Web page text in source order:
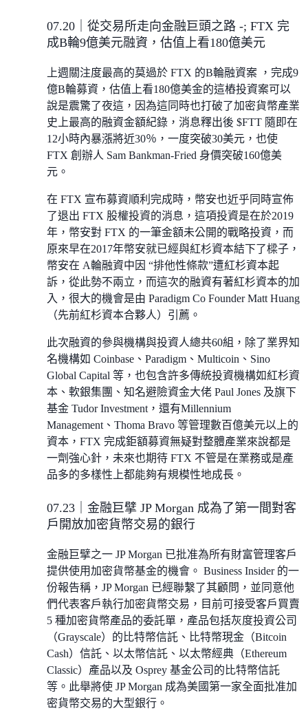
07.20｜從交易所走向金融巨頭之路 -; FTX 完
成B輪9億美元融資，估值上看180億美元
上週關注度最高的莫過於 FTX 的B輪融資案 ，完成9
億B輪募資，估值上看180億美金的這樁投資案可以
說是震驚了夜這，因為這同時也打破了加密貨幣產業
史上最高的融資金額紀錄，消息釋出後 $FTT 隨即在
12小時內暴漲將近30％，一度突破30美元，也使
FTX 創辦人 Sam Bankman-Fried 身價突破160億美
元。
在 FTX 宣布募資順利完成時，幣安也近乎同時宣佈
了退出 FTX 股權投資的消息，這項投資是在於2019
年，幣安對 FTX 的一筆金額未公開的戰略投資，而
原來早在2017年幣安就已經與紅杉資本結下了樑子，
幣安在 A輪融資中因 “排他性條款”遭紅杉資本起
訴，從此勢不兩立，而這次的融資有著紅杉資本的加
入，很大的機會是由 Paradigm Co Founder Matt Huang
（先前紅杉資本合夥人）引薦。
此次融資的參與機構與投資人總共60組，除了業界知
名機構如 Coinbase、Paradigm、Multicoin、Sino
Global Capital 等，也包含許多傳統投資機構如紅杉資
本、軟銀集團、知名避險資金大佬 Paul Jones 及旗下
基金 Tudor Investment，還有Millennium
Management、Thoma Bravo 等管理數百億美元以上的
資本，FTX 完成鉅額募資無疑對整體產業來說都是
一劑強心針，未來也期待 FTX 不管是在業務或是產
品多的多樣性上都能夠有規模性地成長。
07.23｜金融巨擘 JP Morgan 成為了第一間對客
戶開放加密貨幣交易的銀行
金融巨擘之一 JP Morgan 已批准為所有財富管理客戶
提供使用加密貨幣基金的機會。 Business Insider 的一
份報告稱，JP Morgan 已經聯繫了其顧問，並同意他
們代表客戶執行加密貨幣交易，目前可接受客戶買賣
5 種加密貨幣產品的委託單，產品包括灰度投資公司
（Grayscale）的比特幣信託、比特幣現金（Bitcoin
Cash）信託、以太幣信託、以太幣經典（Ethereum
Classic）產品以及 Osprey 基金公司的比特幣信託
等。此舉將使 JP Morgan 成為美國第一家全面批准加
密貨幣交易的大型銀行。